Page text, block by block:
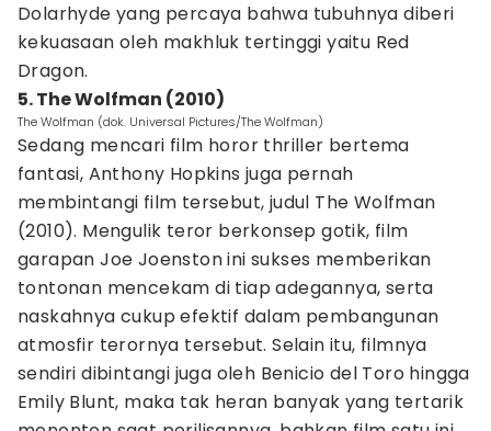
Dolarhyde yang percaya bahwa tubuhnya diberi
kekuasaan oleh makhluk tertinggi yaitu Red
Dragon.
5. The Wolfman (2010)
The Wolfman (dok. Universal Pictures/The Wolfman)
Sedang mencari film horor thriller bertema
fantasi, Anthony Hopkins juga pernah
membintangi film tersebut, judul The Wolfman
(2010). Mengulik teror berkonsep gotik, film
garapan Joe Joenston ini sukses memberikan
tontonan mencekam di tiap adegannya, serta
naskahnya cukup efektif dalam pembangunan
atmosfir terornya tersebut. Selain itu, filmnya
sendiri dibintangi juga oleh Benicio del Toro hingga
Emily Blunt, maka tak heran banyak yang tertarik